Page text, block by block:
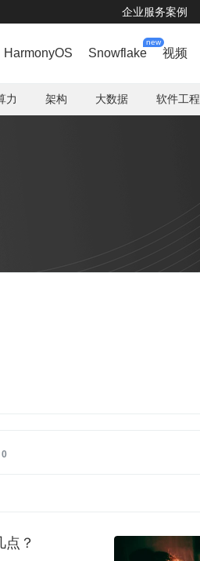
企业服务案例
HarmonyOS Snowflake
new
视频
力 架构 大数据 软件工程
点？